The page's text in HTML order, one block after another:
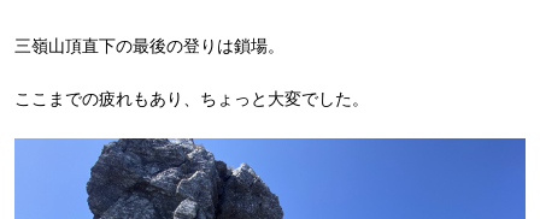
三嶺山頂直下の最後の登りは鎖場。
ここまでの疲れもあり、ちょっと大変でした。